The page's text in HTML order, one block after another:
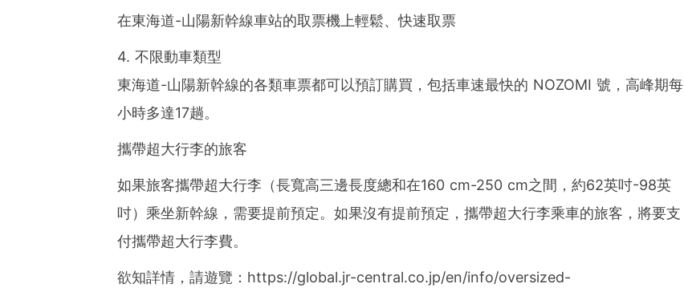
在東海道-山陽新幹線車站的取票機上輕鬆、快速取票
4. 不限動車類型
東海道-山陽新幹線的各類車票都可以預訂購買，包括車速最快的 NOZOMI 號，高峰期每
小時多達17趟。
攜帶超大行李的旅客
如果旅客攜帶超大行李（長寬高三邊長度總和在160 cm-250 cm之間，約62英吋-98英
吋）乘坐新幹線，需要提前預定。如果沒有提前預定，攜帶超大行李乘車的旅客，將要支
付攜帶超大行李費。
欲知詳情，請遊覽：https://global.jr-central.co.jp/en/info/oversized-